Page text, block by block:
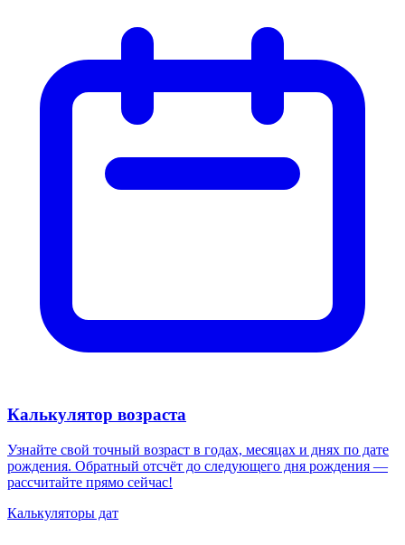
Калькулятор возраста
Узнайте свой точный возраст в годах, месяцах и днях по дате
рождения. Обратный отсчёт до следующего дня рождения —
рассчитайте прямо сейчас!
Калькуляторы дат